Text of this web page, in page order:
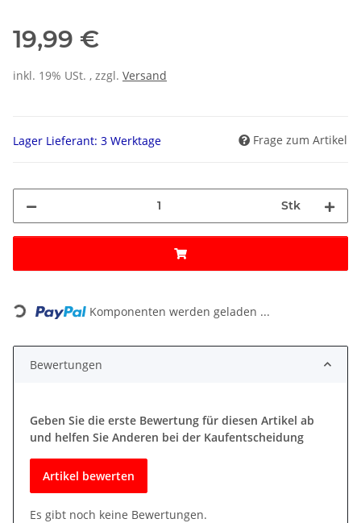
19,99 €
inkl. 19% USt. , zzgl. Versand
Lager Lieferant: 3 Werktage Frage zum Artikel
Stk
Loading... Komponenten werden geladen ...
Bewertungen
Geben Sie die erste Bewertung für diesen Artikel ab
und helfen Sie Anderen bei der Kaufentscheidung
Artikel bewerten
Es gibt noch keine Bewertungen.